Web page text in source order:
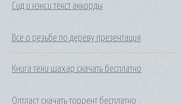
Сид и нэнси текст аккорды
Все о резьбе по дереву презентация
Книга тени шахар скачать бесплатно
Олтласт скачать торрент бесплатно